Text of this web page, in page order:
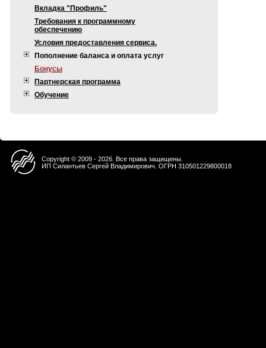
Вкладка "Профиль"
Требования к программному
обеспечению
Условия предоставления сервиса.
Пополнение баланса и оплата услуг
Бонусы
Партнерская программа
Обучение
Copyright © 2009 - 2026. Все права защищены.
ИП Силантьев Сергей Владимирович. ОГРН 310501229800018